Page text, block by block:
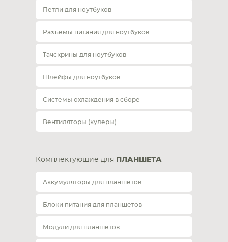
Петли для ноутбуков
Разъемы питания для ноутбуков
Тачскрины для ноутбуков
Шлейфы для ноутбуков
Системы охлаждения в сборе
Вентиляторы (кулеры)
Комплектующие для ПЛАНШЕТА
Аккумуляторы для планшетов
Блоки питания для планшетов
Модули для планшетов